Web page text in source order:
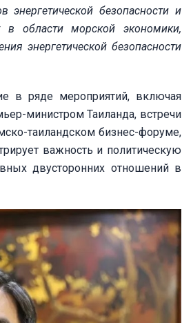
энергетической безопасности и
в области морской экономики,
энергетической безопасности
в ряде мероприятий, включая
министром Таиланда, встречи
таиландском бизнес-форуме,
важность и политическую
двусторонних отношений в